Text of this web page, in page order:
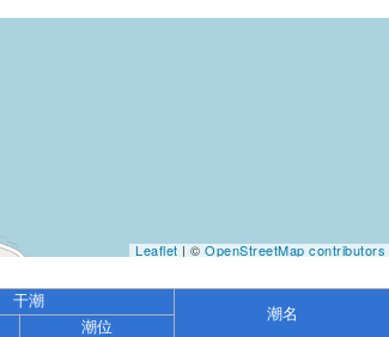
Leaflet| ©OpenStreetMap contributors
干潮
潮名
潮位